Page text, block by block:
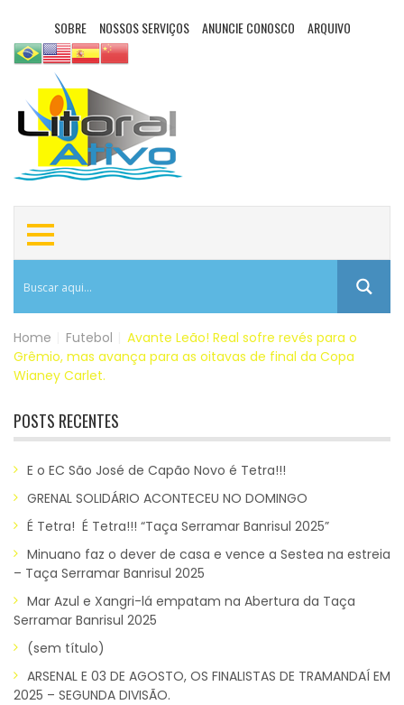
SOBRE NOSSOS SERVIÇOS ANUNCIE CONOSCO ARQUIVO
Home Futebol
Avante Leão! Real sofre revés para o
Grêmio, mas avança para as oitavas de final da Copa
Wianey Carlet.
POSTS RECENTES
E o EC São José de Capão Novo é Tetra!!!
GRENAL SOLIDÁRIO ACONTECEU NO DOMINGO
É Tetra! É Tetra!!! “Taça Serramar Banrisul 2025”
Minuano faz o dever de casa e vence a Sestea na estreia
– Taça Serramar Banrisul 2025
Mar Azul e Xangri-lá empatam na Abertura da Taça
Serramar Banrisul 2025
(sem título)
ARSENAL E 03 DE AGOSTO, OS FINALISTAS DE TRAMANDAÍ EM
2025 – SEGUNDA DIVISÃO.